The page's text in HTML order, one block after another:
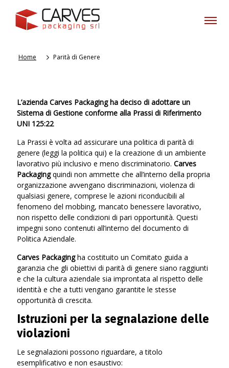
Home Parità di Genere
L’azienda Carves Packaging ha deciso di adottare un
Sistema di Gestione conforme alla Prassi di Riferimento
UNI 125:22
La Prassi è volta ad assicurare una politica di parità di
genere (leggi la politica qui) e la creazione di un ambiente
lavorativo più inclusivo e meno discriminatorio. Carves
Packagingquindi non ammette che all’interno della propria
organizzazione avvengano discriminazioni, violenza di
qualsiasi genere, comprese le azioni riconducibili al
fenomeno del mobbing, mancato benessere lavorativo,
non rispetto delle condizioni di pari opportunità. Questi
impegni sono contenuti all’interno del documento di
Politica Aziendale.
Carves Packagingha costituito un Comitato guida a
garanzia che gli obiettivi di parità di genere siano raggiunti
e che la cultura aziendale sia improntata al rispetto delle
identità e che a tutti vengano garantite le stesse
opportunità di crescita.
Istruzioni per la segnalazione delle
violazioni
Le segnalazioni possono riguardare, a titolo
esemplificativo e non esaustivo: